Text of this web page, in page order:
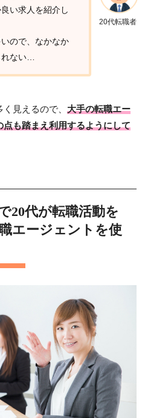
20代転職者
い求人を紹介し
ので、なかなか
ない…
見えるので、 大手の転職エー
も踏まえ利用するようにして
20代が転職活動を
エージェントを使